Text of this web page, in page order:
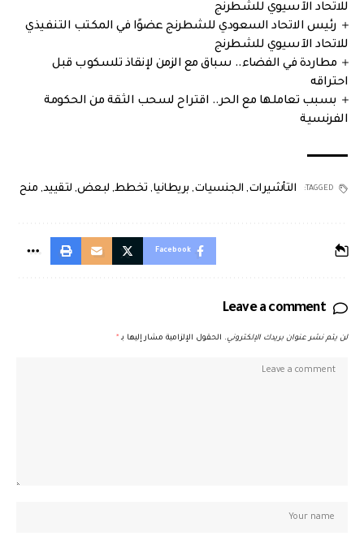
للاتحاد الآسيوي للشطرنج
رئيس الاتحاد السعودي للشطرنج عضوًا في المكتب التنفيذي
للاتحاد الآسيوي للشطرنج
مطاردة في الفضاء.. سباق مع الزمن لإنقاذ تلسكوب قبل
احتراقه
بسبب تعاملها مع الحر.. اقتراح لسحب الثقة من الحكومة
الفرنسية
TAGGED: التأشيرات, الجنسيات, بريطانيا, تخطط, لبعض, لتقييد, منح
Facebook
Leave a comment
لن يتم نشر عنوان بريدك الإلكتروني. الحقول الإلزامية مشار إليها بـ *